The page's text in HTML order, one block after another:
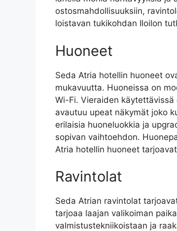
ostosmahdollisuuksiin,
loistavan tukikohdan Iloilon
Huoneet
Seda Atria hotellin huoneet
mukavuutta. Huoneissa on
Wi-Fi. Vieraiden
avautuu upeat näkymät joko
erilaisia huoneluokkia ja
sopivan vaihtoehdon.
Atria hotellin huoneet
Ravintolat
Seda Atrian ravintolat
tarjoaa laajan valikoiman
valmistustekniikoistaan ja